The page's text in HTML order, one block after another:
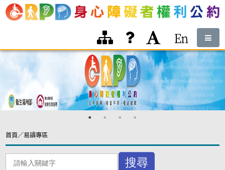
跳到網頁主體區域
:::
:::
首頁／易讀專區
搜尋